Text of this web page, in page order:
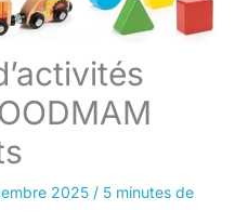
2025 / 5 minutes de